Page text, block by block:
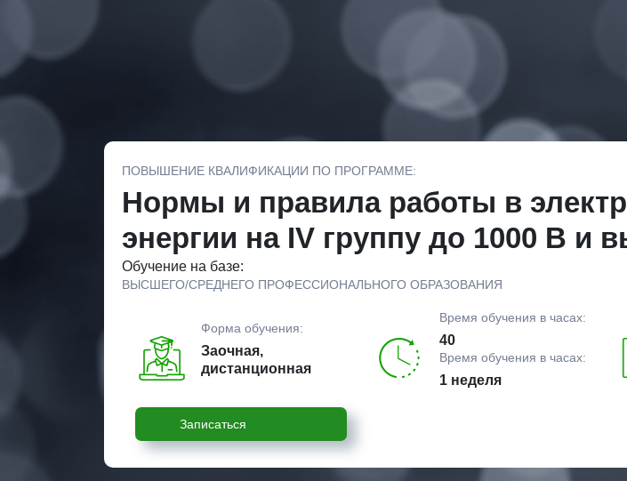
ПОВЫШЕНИЕ КВАЛИФИКАЦИИ ПО ПРОГРАММЕ:
Нормы и правила работы в
энергии на IV группу до 1000 В и
Обучение на базе:
ВЫСШЕГО/СРЕДНЕГО ПРОФЕССИОНАЛЬНОГО ОБРАЗОВАНИЯ
Форма обучения:
Заочная,
дистанционная
Время обучения в часах:
40
Время обучения в часах:
1 неделя
Записаться